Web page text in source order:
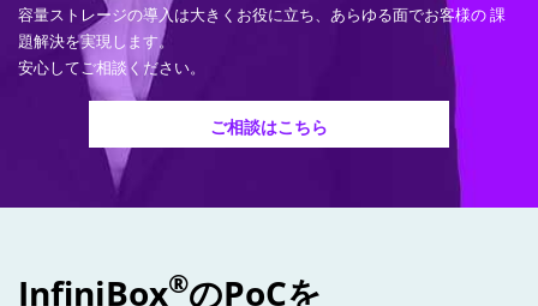
容量ストレージの導入は大きくお役に立ち、あらゆる面でお客様の 課
題解決を実現します。
安心してご相談ください。
ご相談はこちら
InfiniBox®のPoCを